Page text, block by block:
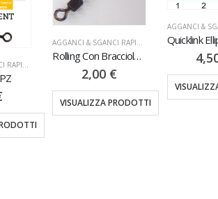
AGGANCI & SGANCI RAPIDI MINUTERIA
Rolling Con Bracciolo 12PZ
2,00 €
VISUALIZZA PRODOTTI